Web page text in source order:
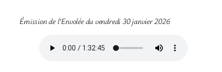
Émission de l’Envolée du vendredi 30 janvier 2026